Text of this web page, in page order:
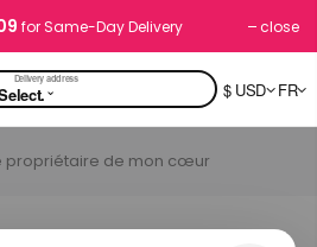
for Same-Day Delivery close
⌄ $ USD FR
propriétaire de mon cœur